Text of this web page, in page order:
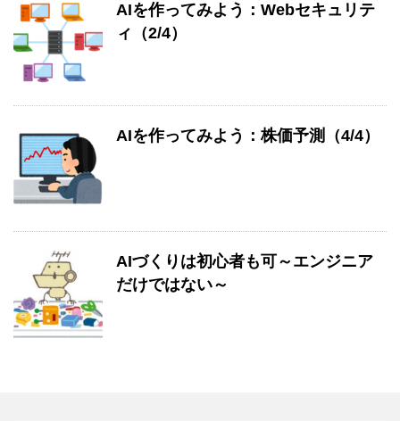
AIを作ってみよう：Webセキュリテ
ィ（2/4）
AIを作ってみよう：株価予測（4/4）
AIづくりは初心者も可～エンジニア
だけではない～